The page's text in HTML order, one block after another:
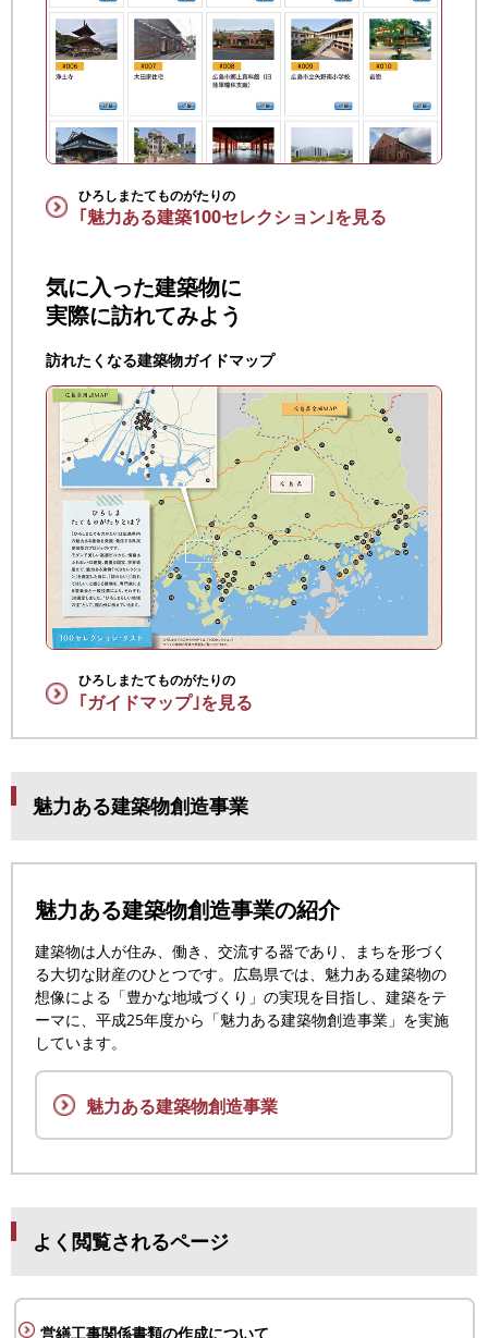
ひろしまたてものがたりの
｢魅力ある建築100セレクション｣を見る
気に入った建築物に
実際に訪れてみよう
訪れたくなる建築物ガイドマップ
ひろしまたてものがたりの
｢ガイドマップ｣を見る
魅力ある建築物創造事業
魅力ある建築物創造事業の紹介
建築物は人が住み、働き、交流する器であり、まちを形づく
る大切な財産のひとつです。広島県では、魅力ある建築物の
想像による「豊かな地域づくり」の実現を目指し、建築をテ
ーマに、平成25年度から「魅力ある建築物創造事業」を実施
しています。
魅力ある建築物創造事業
よく閲覧されるページ
営繕工事関係書類の作成について